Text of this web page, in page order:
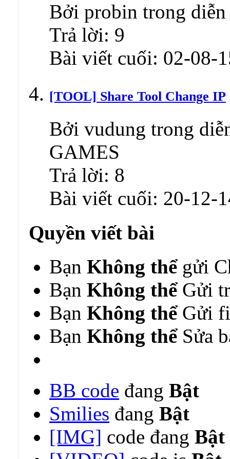
Bởi probin trong diễn
Trả lời: 9
Bài viết cuối: 02-08-
[TOOL] Share Tool Change IP
Bởi vudung trong
GAMES
Trả lời: 8
Bài viết cuối: 20-12-
Quyền viết bài
Bạn Không thểgửi
Bạn Không thểGửi
Bạn Không thểGửi
Bạn Không thểSửa
BB code đang Bật
Smilies đang Bật
[IMG] code đang Bật